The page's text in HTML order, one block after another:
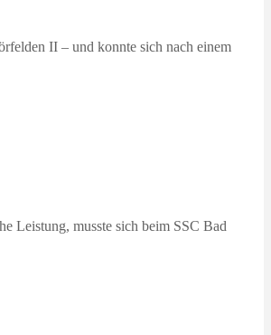
II – und konnte sich nach einem
Leistung, musste sich beim SSC Bad